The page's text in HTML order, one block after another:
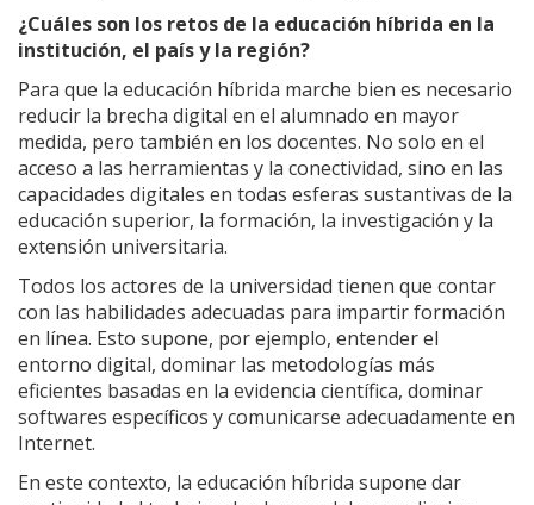
¿Cuáles son los retos de la educación híbrida en la
institución, el país y la región?
Para que la educación híbrida marche bien es necesario
reducir la brecha digital en el alumnado en mayor
medida, pero también en los docentes. No solo en el
acceso a las herramientas y la conectividad, sino en las
capacidades digitales en todas esferas sustantivas de la
educación superior, la formación, la investigación y la
extensión universitaria.
Todos los actores de la universidad tienen que contar
con las habilidades adecuadas para impartir formación
en línea. Esto supone, por ejemplo, entender el
entorno digital, dominar las metodologías más
eficientes basadas en la evidencia científica, dominar
softwares específicos y comunicarse adecuadamente en
Internet.
En este contexto, la educación híbrida supone dar